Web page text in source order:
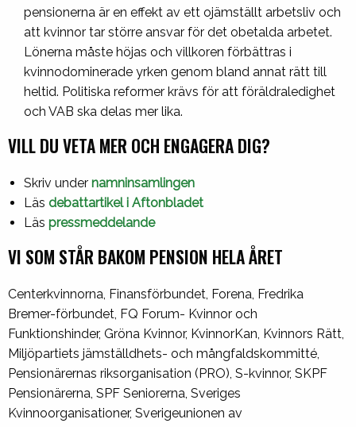
pensionerna är en effekt av ett ojämställt arbetsliv och
att kvinnor tar större ansvar för det obetalda arbetet.
Lönerna måste höjas och villkoren förbättras i
kvinnodominerade yrken genom bland annat rätt till
heltid. Politiska reformer krävs för att föräldraledighet
och VAB ska delas mer lika.
VILL DU VETA MER OCH ENGAGERA DIG?
Skriv under namninsamlingen
Läs debattartikel i Aftonbladet
Läs pressmeddelande
VI SOM STÅR BAKOM PENSION HELA ÅRET
Centerkvinnorna, Finansförbundet, Forena, Fredrika
Bremer-förbundet, FQ Forum- Kvinnor och
Funktionshinder, Gröna Kvinnor, KvinnorKan, Kvinnors Rätt,
Miljöpartiets jämställdhets- och mångfaldskommitté,
Pensionärernas riksorganisation (PRO), S-kvinnor, SKPF
Pensionärerna, SPF Seniorerna, Sveriges
Kvinnoorganisationer, Sverigeunionen av